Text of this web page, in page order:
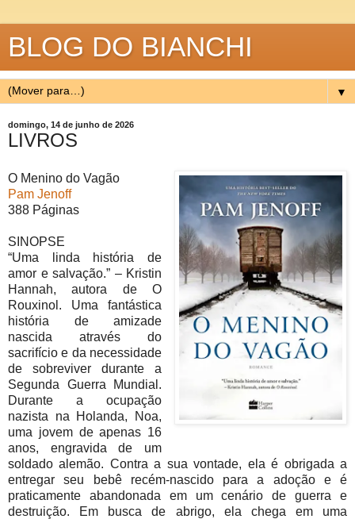
BLOG DO BIANCHI
▼
domingo, 14 de junho de 2026
LIVROS
O Menino do Vagão
Pam Jenoff
388 Páginas
SINOPSE
“Uma linda história de
amor e salvação.” – Kristin
Hannah, autora de O
Rouxinol. Uma fantástica
história de amizade
nascida através do
sacrifício e da necessidade
de sobreviver durante a
Segunda Guerra Mundial.
Durante a ocupação
nazista na Holanda, Noa,
uma jovem de apenas 16
anos, engravida de um
soldado alemão. Contra a sua vontade, ela é obrigada a
entregar seu bebê recém-nascido para a adoção e é
praticamente abandonada em um cenário de guerra e
destruição. Em busca de abrigo, ela chega em uma